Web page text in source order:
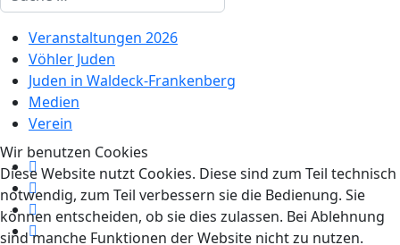
Veranstaltungen 2026
Vöhler Juden
Juden in Waldeck-Frankenberg
Medien
Verein
Wir benutzen Cookies
Diese Website nutzt Cookies. Diese sind zum Teil technisch
notwendig, zum Teil verbessern sie die Bedienung. Sie
können entscheiden, ob sie dies zulassen. Bei Ablehnung
sind manche Funktionen der Website nicht zu nutzen.